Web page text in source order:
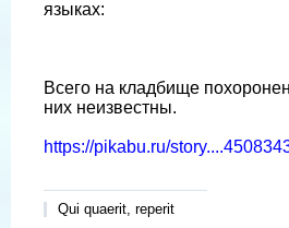
языках:
Всего на кладбище
них неизвестны.
https://pikabu.ru/
Qui quaerit, reperit